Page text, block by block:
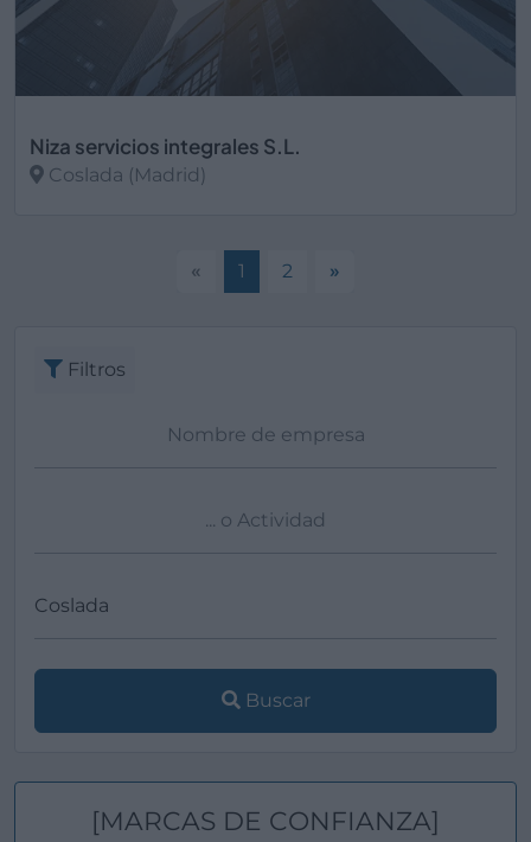
Niza servicios integrales S.L.
Coslada (Madrid)
« 1 2 »
Filtros
Buscar
[MARCAS DE CONFIANZA]